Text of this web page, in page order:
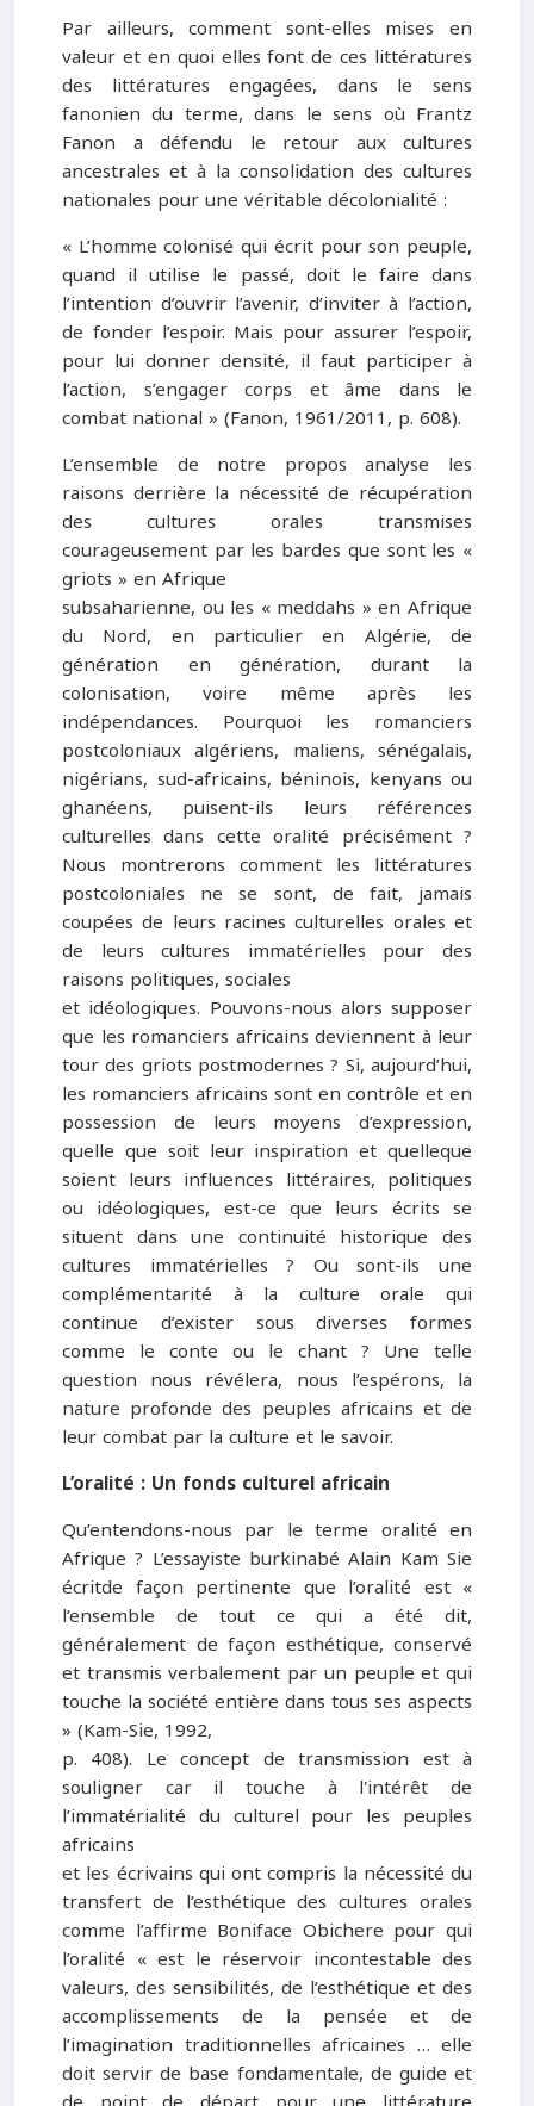
Par ailleurs, comment sont-elles mises en
valeur et en quoi elles font de ces littératures
des littératures engagées, dans le sens
fanonien du terme, dans le sens où Frantz
Fanon a défendu le retour aux cultures
ancestrales et à la consolidation des cultures
nationales pour une véritable décolonialité :
« L’homme colonisé qui écrit pour son peuple,
quand il utilise le passé, doit le faire dans
l’intention d’ouvrir l’avenir, d’inviter à l’action,
de fonder l’espoir. Mais pour assurer l’espoir,
pour lui donner densité, il faut participer à
l’action, s’engager corps et âme dans le
combat national » (Fanon, 1961/2011, p. 608).
L’ensemble de notre propos analyse les
raisons derrière la nécessité de récupération
des cultures orales transmises
courageusement par les bardes que sont les «
griots » en Afrique
subsaharienne, ou les « meddahs » en Afrique
du Nord, en particulier en Algérie, de
génération en génération, durant la
colonisation, voire même après les
indépendances. Pourquoi les romanciers
postcoloniaux algériens, maliens, sénégalais,
nigérians, sud-africains, béninois, kenyans ou
ghanéens, puisent-ils leurs références
culturelles dans cette oralité précisément ?
Nous montrerons comment les littératures
postcoloniales ne se sont, de fait, jamais
coupées de leurs racines culturelles orales et
de leurs cultures immatérielles pour des
raisons politiques, sociales
et idéologiques. Pouvons-nous alors supposer
que les romanciers africains deviennent à leur
tour des griots postmodernes ? Si, aujourd’hui,
les romanciers africains sont en contrôle et en
possession de leurs moyens d’expression,
quelle que soit leur inspiration et quelleque
soient leurs influences littéraires, politiques
ou idéologiques, est-ce que leurs écrits se
situent dans une continuité historique des
cultures immatérielles ? Ou sont-ils une
complémentarité à la culture orale qui
continue d’exister sous diverses formes
comme le conte ou le chant ? Une telle
question nous révélera, nous l’espérons, la
nature profonde des peuples africains et de
leur combat par la culture et le savoir.
L’oralité : Un fonds culturel africain
Qu’entendons-nous par le terme oralité en
Afrique ? L’essayiste burkinabé Alain Kam Sie
écritde façon pertinente que l’oralité est «
l’ensemble de tout ce qui a été dit,
généralement de façon esthétique, conservé
et transmis verbalement par un peuple et qui
touche la société entière dans tous ses aspects
» (Kam-Sie, 1992,
p. 408). Le concept de transmission est à
souligner car il touche à l'intérêt de
l’immatérialité du culturel pour les peuples
africains
et les écrivains qui ont compris la nécessité du
transfert de l’esthétique des cultures orales
comme l’affirme Boniface Obichere pour qui
l’oralité « est le réservoir incontestable des
valeurs, des sensibilités, de l’esthétique et des
accomplissements de la pensée et de
l’imagination traditionnelles africaines … elle
doit servir de base fondamentale, de guide et